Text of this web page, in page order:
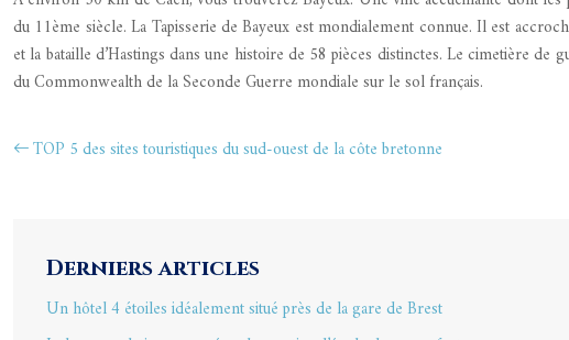
du 11ème siècle. La Tapisserie de Bayeux est mondialement connue. Il est
et la bataille d’Hastings dans une histoire de 58 pièces distinctes. Le cimetière
du Commonwealth de la Seconde Guerre mondiale sur le sol français.
TOP 5 des sites touristiques du sud-ouest de la côte bretonne
Derniers articles
Un hôtel 4 étoiles idéalement situé près de la gare de Brest